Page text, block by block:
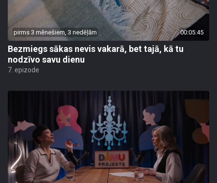
pirms 3 mēnešiem, 3 nedēļām 00:05:45
Bezmiegs sākas nevis vakarā, bet tajā, kā tu
nodzīvo savu dienu
7. epizode